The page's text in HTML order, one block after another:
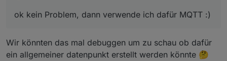
ok kein Problem, dann verwende ich dafür MQTT :)
Wir könnten das mal debuggen um zu schau ob dafür
ein allgemeiner datenpunkt erstellt werden könnte 🤔